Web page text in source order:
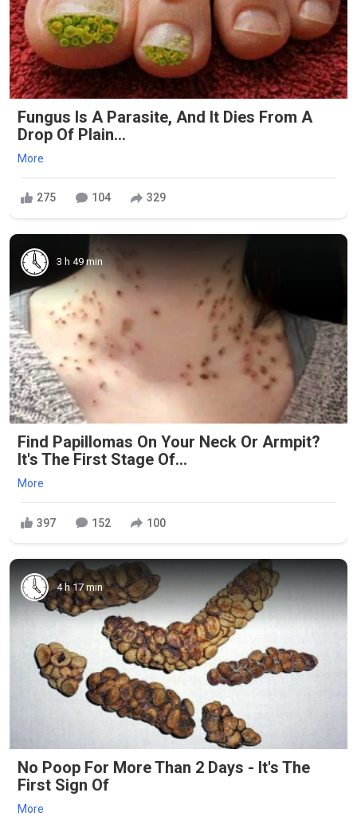
Fungus Is A Parasite, And It Dies From A
Drop Of Plain...
More
275 104 329
3 h 49 min
Find Papillomas On Your Neck Or Armpit?
It's The First Stage Of...
More
397 152 100
4 h 17 min
No Poop For More Than 2 Days - It's The
First Sign Of
More